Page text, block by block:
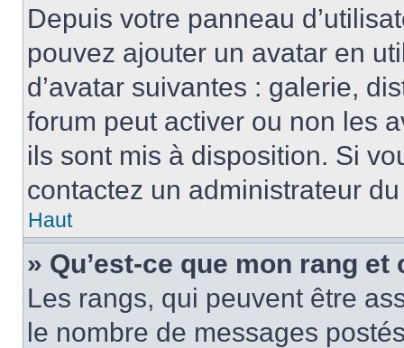
Depuis votre panneau
pouvez ajouter un avatar en
d’avatar suivantes : galerie,
forum peut activer ou non les
ils sont mis à disposition. Si
contactez un administrateur
Haut
» Qu’est-ce que mon rang
Les rangs, qui peuvent être
le nombre de messages